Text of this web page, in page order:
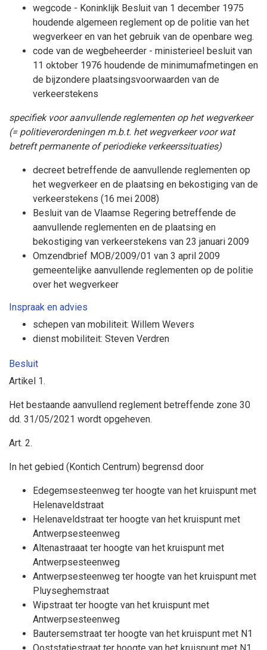
wegcode - Koninklijk Besluit van 1 december 1975
houdende algemeen reglement op de politie van het
wegverkeer en van het gebruik van de openbare weg.
code van de wegbeheerder - ministerieel besluit van
11 oktober 1976 houdende de minimumafmetingen en
de bijzondere plaatsingsvoorwaarden van de
verkeerstekens
specifiek voor aanvullende reglementen op het wegverkeer
(= politieverordeningen m.b.t. het wegverkeer voor wat
betreft permanente of periodieke verkeerssituaties)
decreet betreffende de aanvullende reglementen op
het wegverkeer en de plaatsing en bekostiging van de
verkeerstekens (16 mei 2008)
Besluit van de Vlaamse Regering betreffende de
aanvullende reglementen en de plaatsing en
bekostiging van verkeerstekens van 23 januari 2009
Omzendbrief MOB/2009/01 van 3 april 2009
gemeentelijke aanvullende reglementen op de politie
over het wegverkeer
Inspraak en advies
schepen van mobiliteit: Willem Wevers
dienst mobiliteit: Steven Verdren
Besluit
Artikel 1.
Het bestaande aanvullend reglement betreffende zone 30
dd. 31/05/2021 wordt opgeheven.
Art. 2.
In het gebied (Kontich Centrum) begrensd door
Edegemsesteenweg ter hoogte van het kruispunt met
Helenaveldstraat
Helenaveldstraat ter hoogte van het kruispunt met
Antwerpsesteenweg
Altenastraaat ter hoogte van het kruispunt met
Antwerpsesteenweg
Antwerpsesteenweg ter hoogte van het kruispunt met
Pluyseghemstraat
Wipstraat ter hoogte van het kruispunt met
Antwerpsesteenweg
Bautersemstraat ter hoogte van het kruispunt met N1